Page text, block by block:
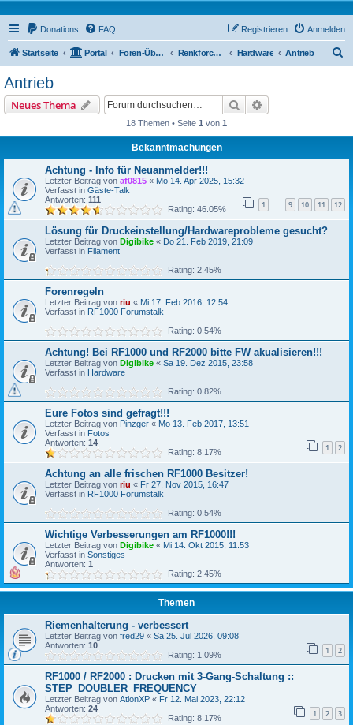
Donations FAQ Anmelden
Registrieren
Startseite Portal Foren-Übersicht Renkforce RF2000 Forum Hardware Antrieb
Antrieb
Neues Thema Suche
18 Themen • Seite 1 von 1
Bekanntmachungen
Achtung - Info für Neuanmelder!!!
Letzter Beitrag von af0815 « Mo 14. Apr 2025, 15:32
Verfasst in Gäste-Talk
Antworten: 111 1 … 9 10 11 12
Rating: 46.05%
Lösung für Druckeinstellung/Hardwareprobleme gesucht?
Letzter Beitrag von Digibike « Do 21. Feb 2019, 21:09
Verfasst in Filament
Rating: 2.45%
Forenregeln
Letzter Beitrag von riu « Mi 17. Feb 2016, 12:54
Verfasst in RF1000 Forumstalk
Rating: 0.54%
Achtung! Bei RF1000 und RF2000 bitte FW akualisieren!!!
Letzter Beitrag von Digibike « Sa 19. Dez 2015, 23:58
Verfasst in Hardware
Rating: 0.82%
Eure Fotos sind gefragt!!!
Letzter Beitrag von Pinzger « Mo 13. Feb 2017, 13:51
Verfasst in Fotos
Antworten: 14 1 2
Rating: 8.17%
Achtung an alle frischen RF1000 Besitzer!
Letzter Beitrag von riu « Fr 27. Nov 2015, 16:47
Verfasst in RF1000 Forumstalk
Rating: 0.54%
Wichtige Verbesserungen am RF1000!!!
Letzter Beitrag von Digibike « Mi 14. Okt 2015, 11:53
Verfasst in Sonstiges
Antworten: 1
Rating: 2.45%
Themen
Riemenhalterung - verbessert
Letzter Beitrag von fred29 « Sa 25. Jul 2026, 09:08
Antworten: 10 1 2
Rating: 1.09%
RF1000 / RF2000 : Drucken mit 3-Gang-Schaltung ::
STEP_DOUBLER_FREQUENCY
Letzter Beitrag von AtlonXP « Fr 12. Mai 2023, 22:12
Antworten: 24 1 2 3
Rating: 8.17%